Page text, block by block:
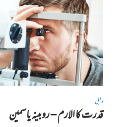
دلیل
قدرت کا الارم – روبینہ یاسمین